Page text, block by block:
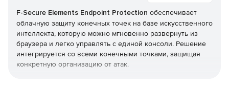
F-Secure Elements Endpoint Protection обеспечивает
облачную защиту конечных точек на базе искусственного
интеллекта, которую можно мгновенно развернуть из
браузера и легко управлять с единой консоли. Решение
интегрируется со всеми конечными точками, защищая
конкретную организацию от атак.